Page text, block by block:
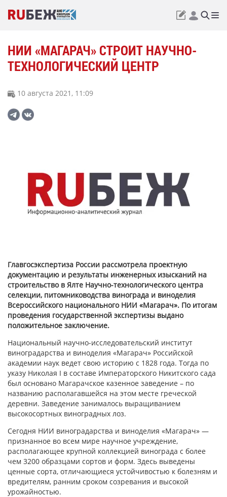
НИИ «МАГАРАЧ» СТРОИТ НАУЧНО-
ТЕХНОЛОГИЧЕСКИЙ ЦЕНТР
10 августа 2021, 11:09
Главгосэкспертиза России рассмотрела проектную
документацию и результаты инженерных изысканий на
строительство в Ялте Научно-технологического центра
селекции, питомниководства винограда и виноделия
Всероссийского национального НИИ «Магарач». По итогам
проведения государственной экспертизы выдано
положительное заключение.
Национальный научно-исследовательский институт
виноградарства и виноделия «Магарач» Российской
академии наук ведет свою историю с 1828 года. Тогда по
указу Николая I в составе Императорского Никитского сада
был основано Магарачское казенное заведение – по
названию располагавшейся на этом месте греческой
деревни. Заведение занималось выращиванием
высокосортных виноградных лоз.
Сегодня НИИ виноградарства и виноделия «Магарач» —
признанное во всем мире научное учреждение,
располагающее крупной коллекцией винограда с более
чем 3200 образцами сортов и форм. Здесь выведены
ценные сорта, отличающиеся устойчивостью к болезням и
вредителям, ранним сроком созревания и высокой
урожайностью.